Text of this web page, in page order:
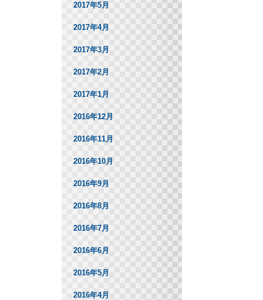
2017年5月
2017年4月
2017年3月
2017年2月
2017年1月
2016年12月
2016年11月
2016年10月
2016年9月
2016年8月
2016年7月
2016年6月
2016年5月
2016年4月